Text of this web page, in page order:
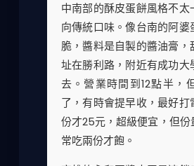
中南部的酥皮蛋餅風格不太
向傳統口味。像台南的阿婆
脆，醬料是自製的醬油膏，
址在勝利路，附近有成功大
去。營業時間到12點半，
了，有時會提早收，最好打
份才25元，超級便宜，但份
常吃兩份才飽。